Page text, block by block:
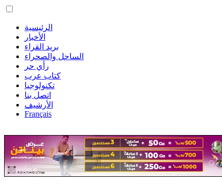
الرئيسية
الأخبار
بريد القراء
الساحل والصحراء
رأي حر
كتاب عرب
تكنولوجيا
اتصل بنا
الأرشيف
Français